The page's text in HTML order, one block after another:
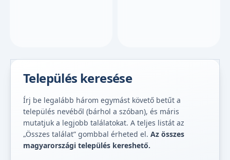
Település keresése
Írj be legalább három egymást követő betűt a
település nevéből (bárhol a szóban), és máris
mutatjuk a legjobb találatokat. A teljes listát az
„Összes találat” gombbal érheted el. Az összes
magyarországi település kereshető.